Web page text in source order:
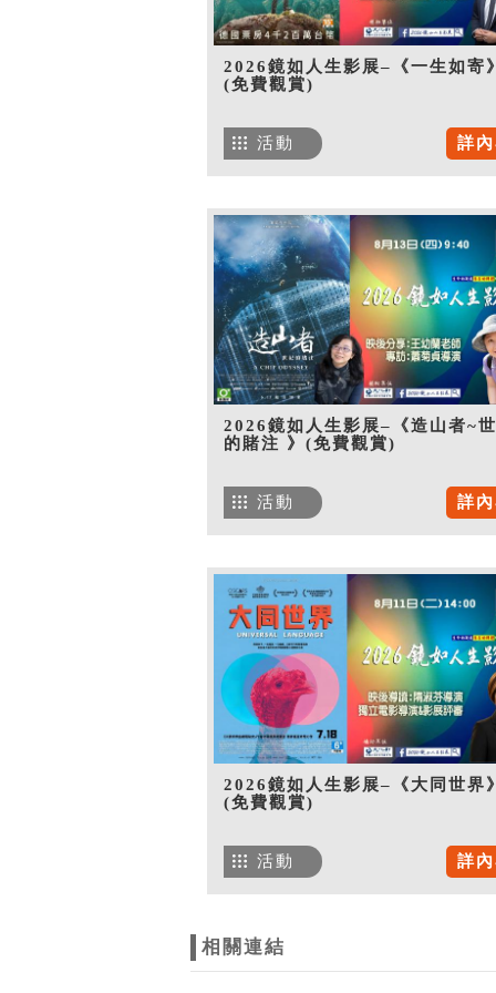
2026鏡如人生影展–《一生如寄
(免費觀賞)
詳
活動
2026鏡如人生影展–《造山者~
的賭注 》(免費觀賞)
詳
活動
2026鏡如人生影展–《大同世界
(免費觀賞)
詳
活動
相關連結